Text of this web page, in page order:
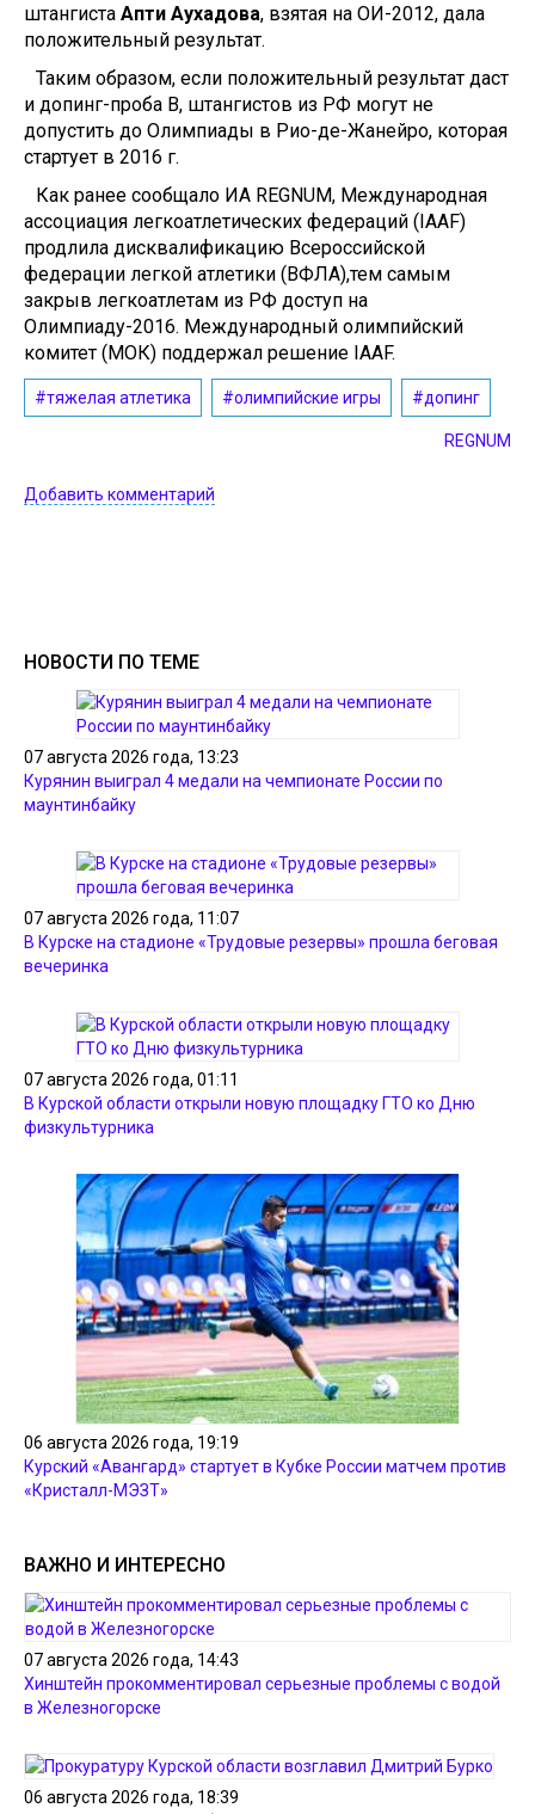
штангиста Апти Аухадова, взятая на ОИ-2012, дала
положительный результат.
Таким образом, если положительный результат даст
и допинг-проба B, штангистов из РФ могут не
допустить до Олимпиады в Рио-де-Жанейро, которая
стартует в 2016 г.
Как ранее сообщало ИА REGNUM, Международная
ассоциация легкоатлетических федераций (IAAF)
продлила дисквалификацию Всероссийской
федерации легкой атлетики (ВФЛА),тем самым
закрыв легкоатлетам из РФ доступ на
Олимпиаду-2016. Международный олимпийский
комитет (МОК) поддержал решение IAAF.
#тяжелая атлетика #олимпийские игры #допинг
REGNUM
Добавить комментарий
НОВОСТИ ПО ТЕМЕ
07 августа 2026 года, 13:23
Курянин выиграл 4 медали на чемпионате России по
маунтинбайку
07 августа 2026 года, 11:07
В Курске на стадионе «Трудовые резервы» прошла беговая
вечеринка
07 августа 2026 года, 01:11
В Курской области открыли новую площадку ГТО ко Дню
физкультурника
06 августа 2026 года, 19:19
Курский «Авангард» стартует в Кубке России матчем против
«Кристалл-МЭЗТ»
ВАЖНО И ИНТЕРЕСНО
07 августа 2026 года, 14:43
Хинштейн прокомментировал серьезные проблемы с водой
в Железногорске
06 августа 2026 года, 18:39